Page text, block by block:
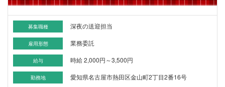
募集職種 深夜の送迎担当
雇用形態 業務委託
給与 時給 2,000円～3,500円
勤務地 愛知県名古屋市熱田区金山町2丁目2番16号